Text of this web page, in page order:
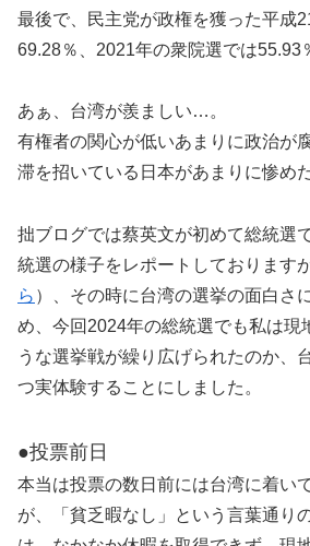
最後で、民主党が政権を獲った平成
69.28％、2021年の衆院選では55.93
あぁ、台湾が羨ましい…。
有権者の関心が低いあまりに政治が
滞を招いている日本があまりに惨め
拙ブログでは蔡英文が初めて総統選
統選の様子をレポートしております
ら ）、その時に台湾の選挙の面白さ
め、今回2024年の総統選でも私は現
うな選挙戦が繰り広げられたのか、
つ実体験することにしました。
●投票前日
本当は投票の数日前には台湾に着い
が、「貧乏暇なし」という言葉通り